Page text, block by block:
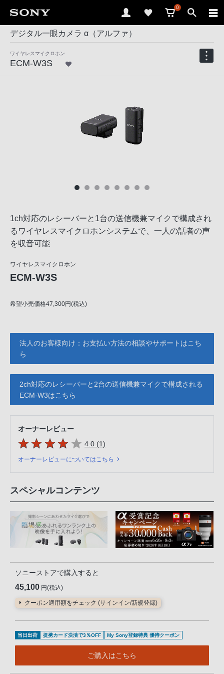
0
デジタル一眼カメラ α（アルファ）
ワイヤレスマイクロホン
ECM-W3S
1ch対応のレシーバーと1台の送信機兼マイクで構成され
るワイヤレスマイクロホンシステムで、一人の話者の声
を収音可能
ワイヤレスマイクロホン
ECM-W3S
希望小売価格47,300円(税込)
法人のお客様向け：お支払い方法の相談やサポートはこち
ら
2ch対応のレシーバーと2台の送信機兼マイクで構成される
ECM-W3はこちら
オーナーレビュー
5つの星のうち
4.0 (1件のレビュー
)
オーナーレビューについてはこちら
スペシャルコンテンツ
ソニーストアで購入すると
45,100 円(税込)
クーポン適用額をチェック (サインイン/新規登録)
当日出荷 提携カード決済で3％OFF My Sony登録特典 優待クーポン
ご購入はこちら